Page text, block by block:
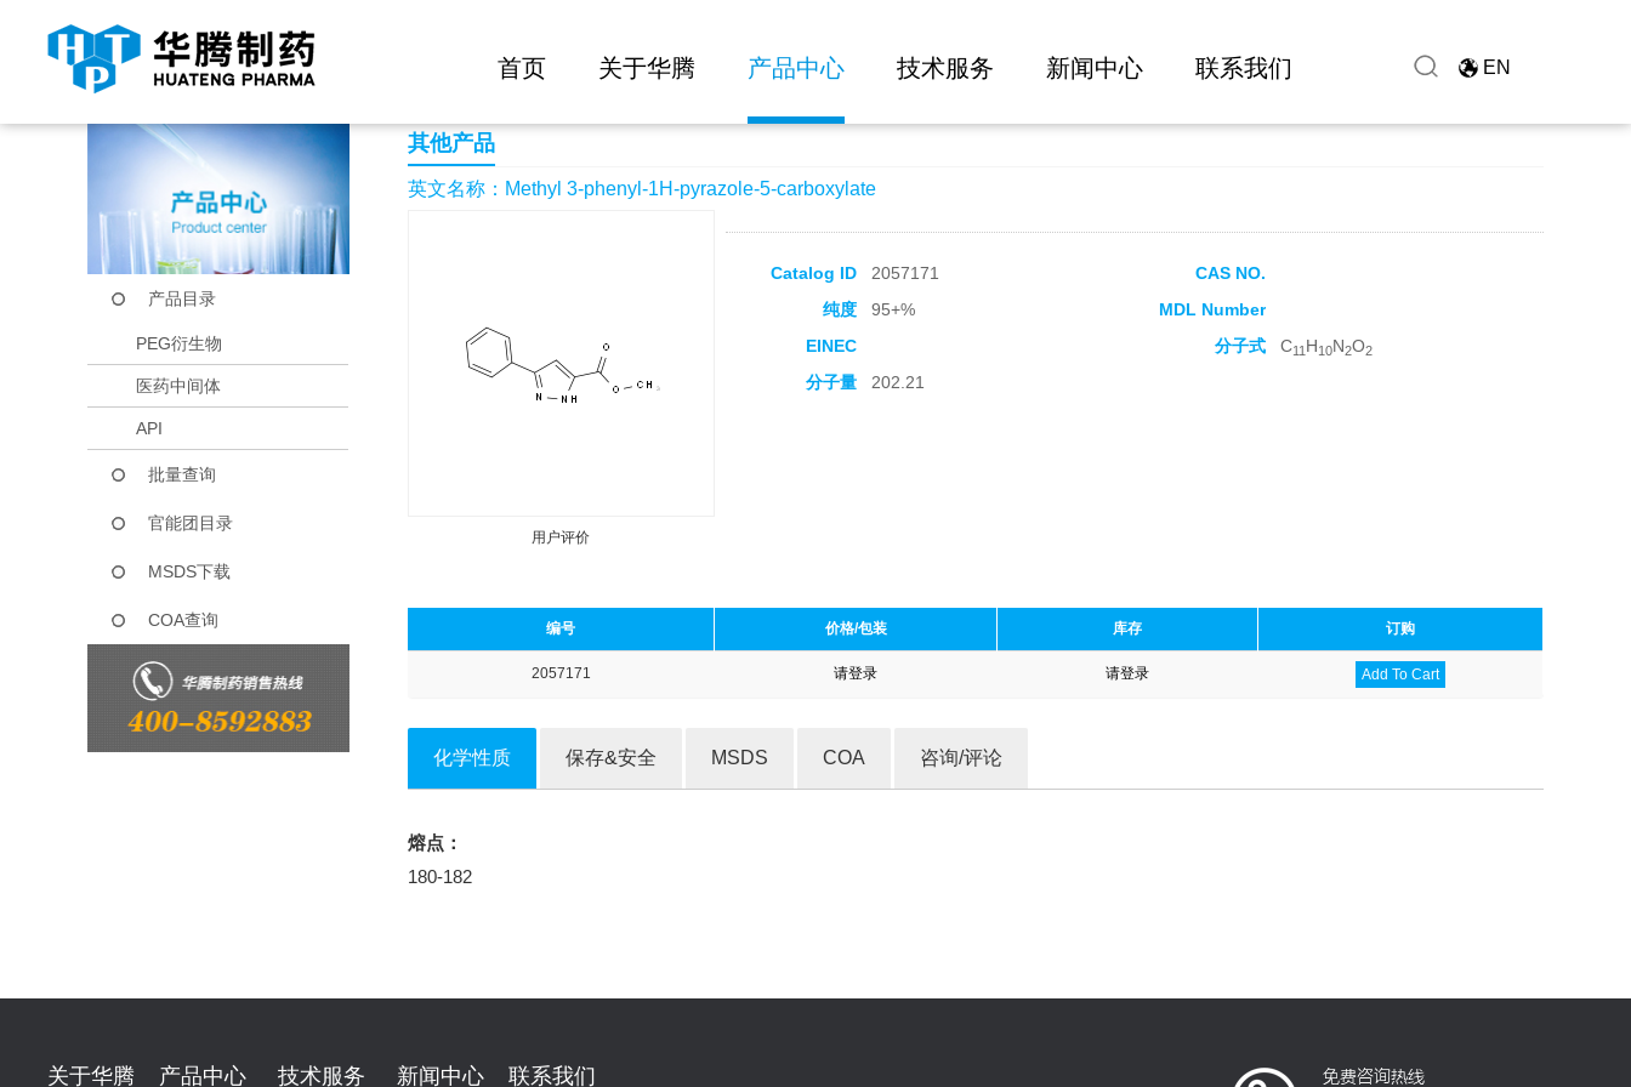
首页 关于华腾 产品中心 技术服务 新闻中心 联系我们 EN
当前位置： 首页 产品中心 Methyl 3-phenyl-1H-pyrazole-5-carboxylate
产品目录
PEG衍生物
医药中间体
API
批量查询
官能团目录
MSDS下载
COA查询
其他产品
英文名称：Methyl 3-phenyl-1H-pyrazole-5-carboxylate
用户评价
Catalog ID 2057171
CAS NO.
纯度
95+%
MDL Number
EINEC
分子式 C11 H10N2O2
分子量 202.21
编号 价格/包装 库存 订购
2057171 请登录 请登录 Add To Cart
化学性质 保存&安全 MSDS COA 咨询/评论
熔点：
180-182
关于华腾 产品中心 技术服务 新闻中心 联系我们